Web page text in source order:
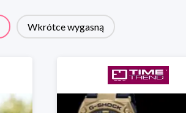
Wkrótce wygasną